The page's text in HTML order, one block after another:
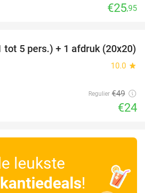
€25,95
51%
5 pers.) + 1 afdruk (20x20)
10.0 star
Regulier €49
€24
leukste
!